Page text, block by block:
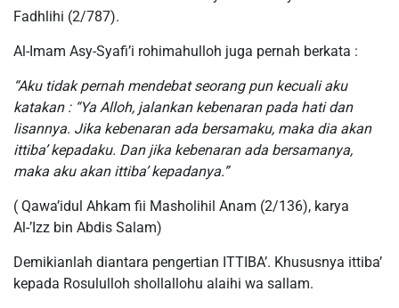
Fadhlihi (2/787).
Al-Imam Asy-Syafi’i rohimahulloh juga pernah berkata :
“Aku tidak pernah mendebat seorang pun kecuali aku
katakan : “Ya Alloh, jalankan kebenaran pada hati dan
lisannya. Jika kebenaran ada bersamaku, maka dia akan
ittiba’ kepadaku. Dan jika kebenaran ada bersamanya,
maka aku akan ittiba’ kepadanya.”
( Qawa’idul Ahkam fii Masholihil Anam (2/136), karya
Al-’Izz bin Abdis Salam)
Demikianlah diantara pengertian ITTIBA’. Khususnya ittiba’
kepada Rosululloh shollallohu alaihi wa sallam.